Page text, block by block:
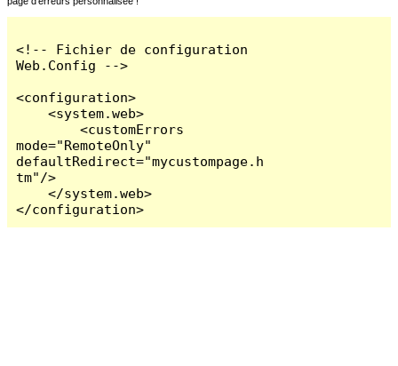
<!-- Fichier de configuration
Web.Config -->
<configuration>
    <system.web>
        <customErrors
mode="RemoteOnly"
defaultRedirect="mycustompage.h
tm"/>
    </system.web>
</configuration>